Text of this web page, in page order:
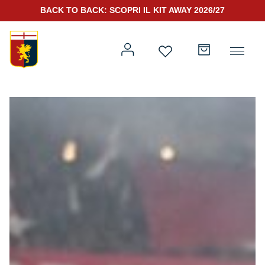
Genoa for Special
Kit Gara 25/26
BACK TO BACK: SCOPRI IL KIT AWAY 2026/27